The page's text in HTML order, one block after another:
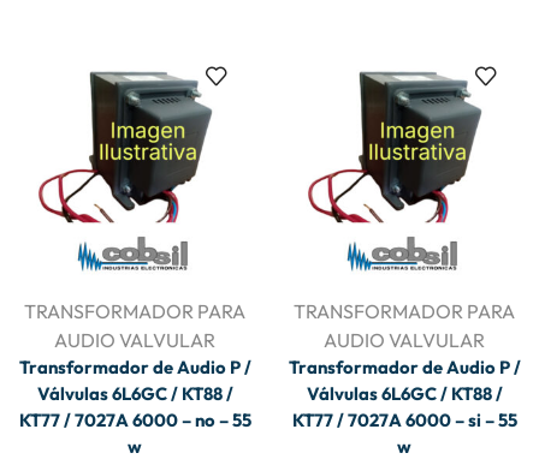
TRANSFORMADOR PARA
AUDIO VALVULAR
Transformador de Audio P /
Válvulas 6L6GC / KT88 /
KT77 / 7027A 6000 – no – 55
w
TRANSFORMADOR PARA
AUDIO VALVULAR
Transformador de Audio P /
Válvulas 6L6GC / KT88 /
KT77 / 7027A 6000 – si – 55
w